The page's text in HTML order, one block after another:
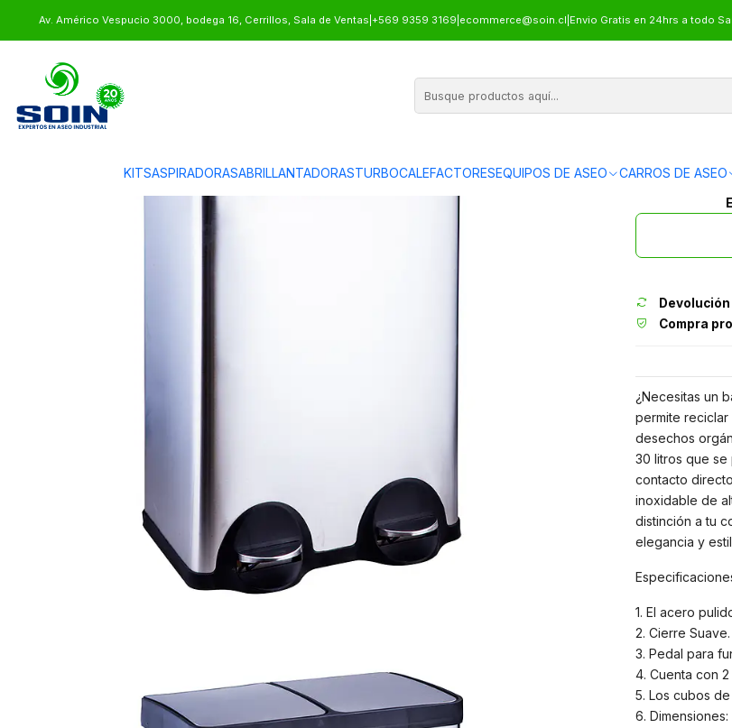
KITSASPIRADORASABRILLANTADORASTURBOCALEFACTORESEQUIPOS DE ASEO CARROS DE ASEO
Av. Américo Vespucio 3000, bodega 16, Cerrillos, Sala de Ventas +569 9359 3169 ecommerce@soin.cl Envio Gratis en 24hrs a todo
Inicio BASUREROS BASUREROS DE ACERO BASURERO ACERO INOXIDABLE CIERRE SUAVE DUO 30 L X2 SOIN
Compra
¿Necesitas un
permite
desechos
30 litros que se
contacto
inoxidable de
distinción a tu
elegancia y
1. El acero
2. Cierre Suave.
3. Pedal para
4. Cuenta con
5. Los cubos
6.